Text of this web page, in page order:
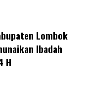
Lombok
Ibadah
H